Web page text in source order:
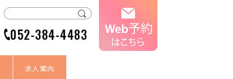
052-384-4483
求人案内